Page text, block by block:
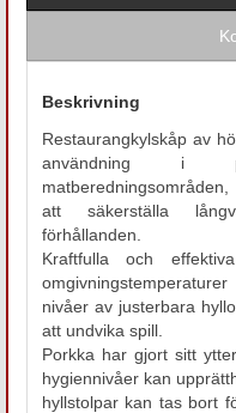
Beskrivning
Restaurangkylskåp av
användning i
att säkerställa
förhållanden.
Kraftfulla och
nivåer av justerbara
att undvika spill.
Porkka har gjort sitt
hygiennivåer kan
hyllstolpar kan tas bort